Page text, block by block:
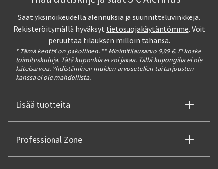
Saat yksinoikeudella alennuksia ja suunnitteluvinkkejä.
Rekisteröitymällä hyväksyt tietosuojakäytäntömme. Voit
peruuttaa tilauksen milloin tahansa.
* Tämä kenttä on pakollinen. ** Minimitilausarvo 9,99 €. Ei koske
toimituskuluja. Tätä kuponkia ei voi jakaa. Tällä kupongilla ei ole
käteisarvoa. Yhdistäminen muiden arvosetelien tai tarjousten
kanssa ei ole mahdollista.
Lisää tuotteita
Professional Zone